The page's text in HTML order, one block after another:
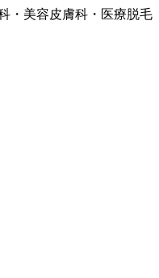
・美容皮膚科・医療脱毛